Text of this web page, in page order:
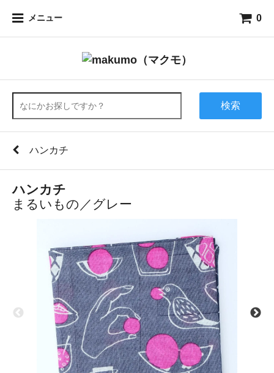
メニュー 0
検索
ハンカチ
ハンカチ
まるいもの／グレー